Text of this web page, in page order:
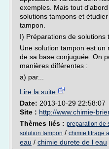
exemples. Mais tout
solutions tampons et
tampon.
I) Préparations de solutions
Une solution tampon est
de sa base conjuguée. On
manières différentes :
a) par...
Lire la suite
Date: 2013-10-29 22:58:07
Site : http://www.chimie-
Thèmes liés : preparation de
solution tampon / chimie titrage
eau / chimie durete de l eau